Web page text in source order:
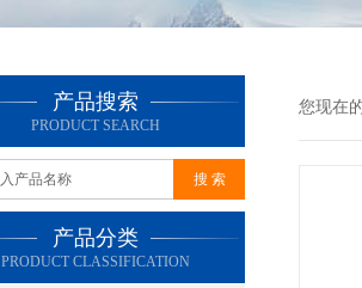
产品搜索
PRODUCT SEARCH
产品分类
PRODUCT CLASSIFICATION
您现在